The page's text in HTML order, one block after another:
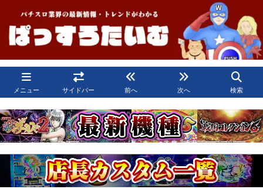
メニュー サイドバー 前へ 次へ 検索